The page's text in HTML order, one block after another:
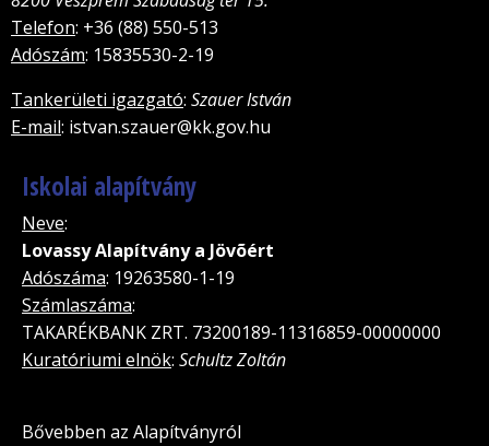
Telefon: +36 (88) 550-513
Adószám: 15835530-2-19
Tankerületi igazgató: Szauer István
E-mail: istvan.szauer@kk.gov.hu
Iskolai alapítvány
Neve:
Lovassy Alapítvány a Jövõért
Adószáma: 19263580-1-19
Számlaszáma:
TAKARÉKBANK ZRT. 73200189-11316859-00000000
Kuratóriumi elnök: Schultz Zoltán
Bővebben az Alapítványról